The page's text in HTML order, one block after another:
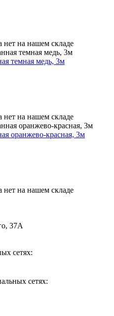
нет на нашем складе
темная медь, 3м
нет на нашем складе
оранжево-красная, 3м
нет на нашем складе
37А
сетях:
сетях: